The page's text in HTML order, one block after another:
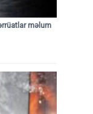
məlum